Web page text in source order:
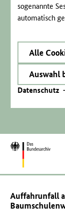
sogenannte
automatisch
Alle
Auswahl
Datenschutz
Zur
Auffahrunfall